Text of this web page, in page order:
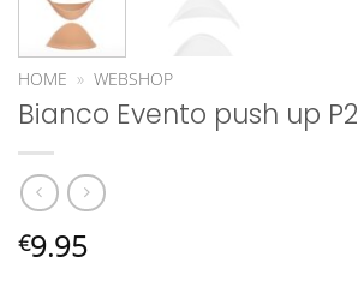
HOME » WEBSHOP
Bianco Evento push up P2
€9.95